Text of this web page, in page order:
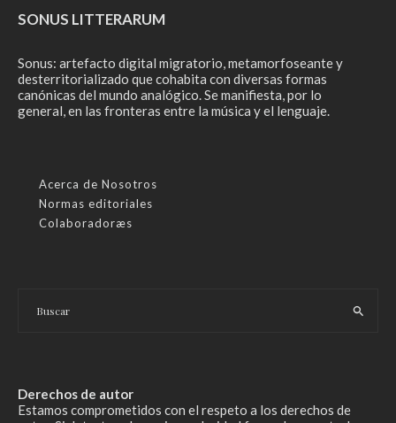
SONUS LITTERARUM
Sonus: artefacto digital migratorio, metamorfoseante y
desterritorializado que cohabita con diversas formas
canónicas del mundo analógico. Se manifiesta, por lo
general, en las fronteras entre la música y el lenguaje.
Acerca de Nosotros
Normas editoriales
Colaboradoræs
Derechos de autor
Estamos comprometidos con el respeto a los derechos de